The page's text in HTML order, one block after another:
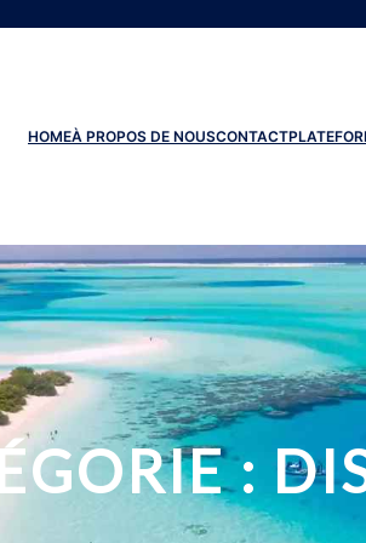
HOMEÀ PROPOS DE NOUSCONTACT
: